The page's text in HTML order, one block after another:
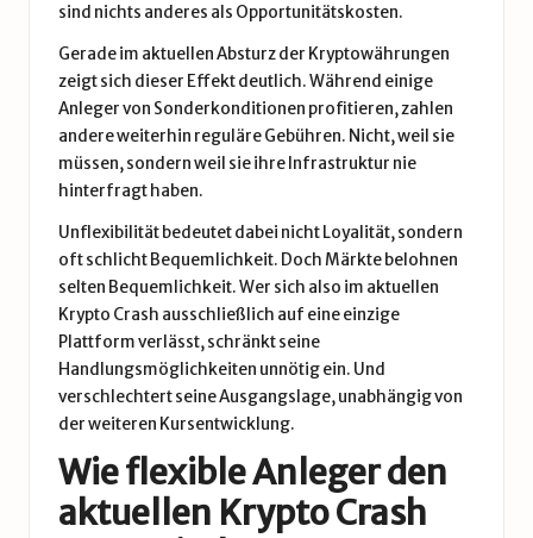
sind nichts anderes als Opportunitätskosten.
Gerade im aktuellen Absturz der Kryptowährungen
zeigt sich dieser Effekt deutlich. Während einige
Anleger von Sonderkonditionen profitieren, zahlen
andere weiterhin reguläre Gebühren. Nicht, weil sie
müssen, sondern weil sie ihre Infrastruktur nie
hinterfragt haben.
Unflexibilität bedeutet dabei nicht Loyalität, sondern
oft schlicht Bequemlichkeit. Doch Märkte belohnen
selten Bequemlichkeit. Wer sich also im aktuellen
Krypto Crash ausschließlich auf eine einzige
Plattform verlässt, schränkt seine
Handlungsmöglichkeiten unnötig ein. Und
verschlechtert seine Ausgangslage, unabhängig von
der weiteren Kursentwicklung.
Wie flexible Anleger den
aktuellen Krypto Crash